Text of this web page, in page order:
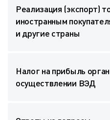
Реализация (экспорт)
иностранным
и другие страны
Налог на прибыль
осуществлении ВЭД